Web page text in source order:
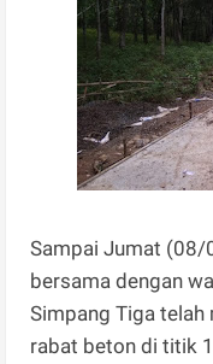
Sampai Jumat (08/
bersama dengan
Simpang Tiga
rabat beton di titik